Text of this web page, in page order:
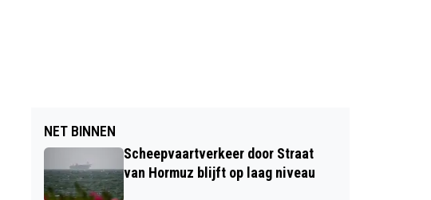
NET BINNEN
Scheepvaartverkeer door Straat
van Hormuz blijft op laag niveau